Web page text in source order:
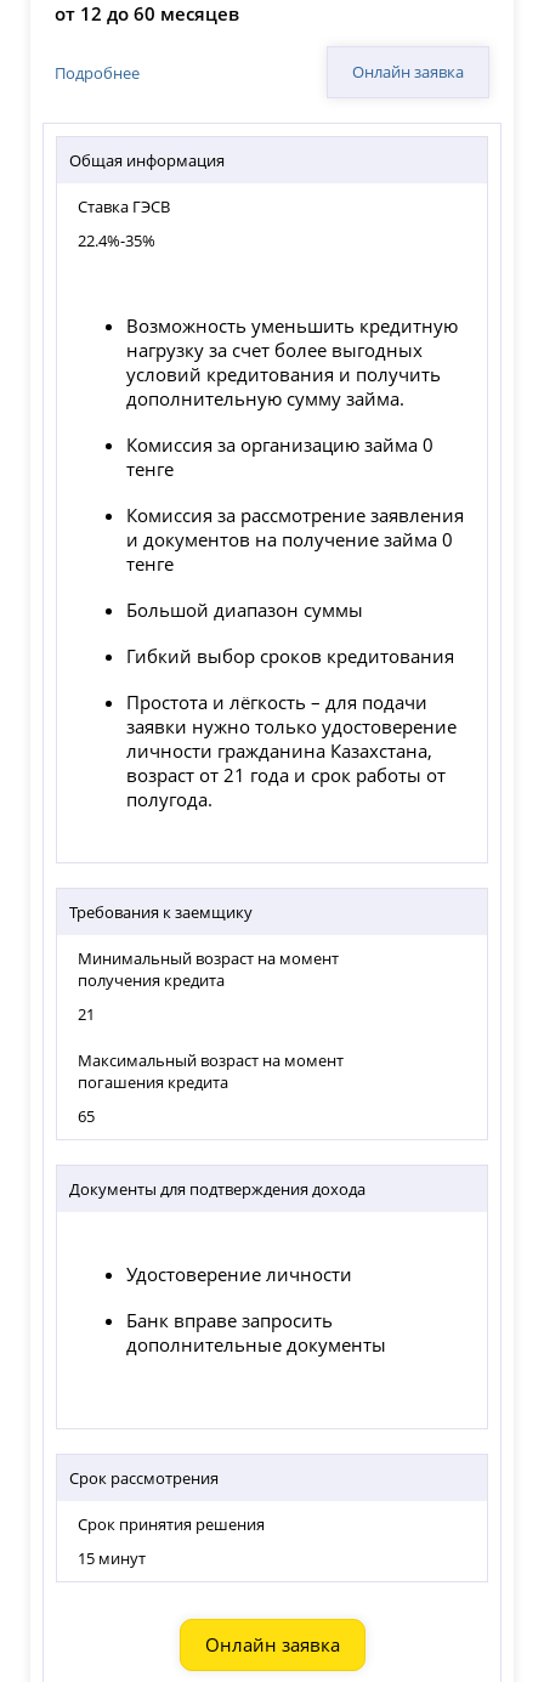
от 12 до 60 месяцев
Подробнее Онлайн заявка
Общая информация
Ставка ГЭСВ
22.4%-35%
Возможность уменьшить кредитную
нагрузку за счет более выгодных
условий кредитования и получить
дополнительную сумму займа.
Комиссия за организацию займа 0
тенге
Комиссия за рассмотрение заявления
и документов на получение займа 0
тенге
Большой диапазон суммы
Гибкий выбор сроков кредитования
Простота и лёгкость – для подачи
заявки нужно только удостоверение
личности гражданина Казахстана,
возраст от 21 года и срок работы от
полугода.
Требования к заемщику
Минимальный возраст на момент
получения кредита
21
Максимальный возраст на момент
погашения кредита
65
Документы для подтверждения дохода
Удостоверение личности
Банк вправе запросить
дополнительные документы
Срок рассмотрения
Срок принятия решения
15 минут
Онлайн заявка